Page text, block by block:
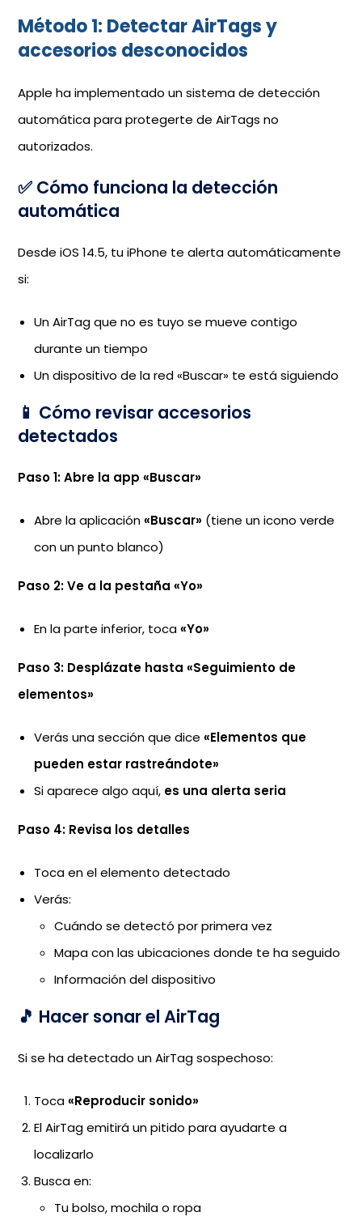
Método 1: Detectar AirTags y
accesorios desconocidos
Apple ha implementado un sistema de detección
automática para protegerte de AirTags no
autorizados.
✅ Cómo funciona la detección
automática
Desde iOS 14.5, tu iPhone te alerta automáticamente
si:
Un AirTag que no es tuyo se mueve contigo
durante un tiempo
Un dispositivo de la red «Buscar» te está siguiendo
📱 Cómo revisar accesorios
detectados
Paso 1: Abre la app «Buscar»
Abre la aplicación«Buscar» (tiene un icono verde
con un punto blanco)
Paso 2: Ve a la pestaña «Yo»
En la parte inferior, toca«Yo»
Paso 3: Desplázate hasta «Seguimiento de
elementos»
Verás una sección que dice«Elementos que
pueden estar rastreándote»
Si aparece algo aquí, es una alerta seria
Paso 4: Revisa los detalles
Toca en el elemento detectado
Verás:
Cuándo se detectó por primera vez
Mapa con las ubicaciones donde te ha seguido
Información del dispositivo
🎵 Hacer sonar el AirTag
Si se ha detectado un AirTag sospechoso:
Toca«Reproducir sonido»
El AirTag emitirá un pitido para ayudarte a
localizarlo
Busca en:
Tu bolso, mochila o ropa